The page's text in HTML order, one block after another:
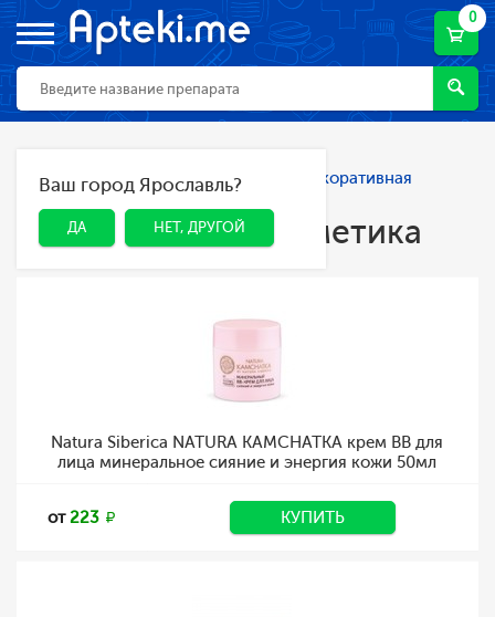
0
ДА НЕТ, ДРУГОЙ
Ваш город Ярославль?
ДА НЕТ, ДРУГОЙ
Главная Каталог Косметика
Декоративная
косметика
Декоративная косметика
Natura Siberica NATURA KAMCHATKA крем BB для
лица минеральное сияние и энергия кожи 50мл
от223 КУПИТЬ